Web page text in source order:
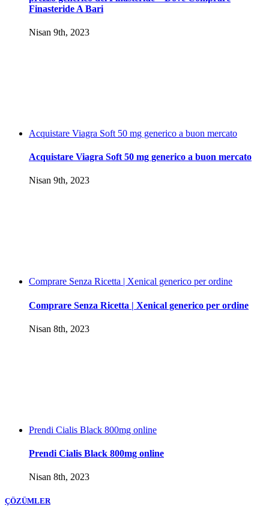
Finasteride A Bari
Nisan 9th, 2023
Acquistare Viagra Soft 50 mg generico a buon mercato
Acquistare Viagra Soft 50 mg generico a buon mercato
Nisan 9th, 2023
Comprare Senza Ricetta | Xenical generico per ordine
Comprare Senza Ricetta | Xenical generico per ordine
Nisan 8th, 2023
Prendi Cialis Black 800mg online
Prendi Cialis Black 800mg online
Nisan 8th, 2023
ÇÖZÜMLER